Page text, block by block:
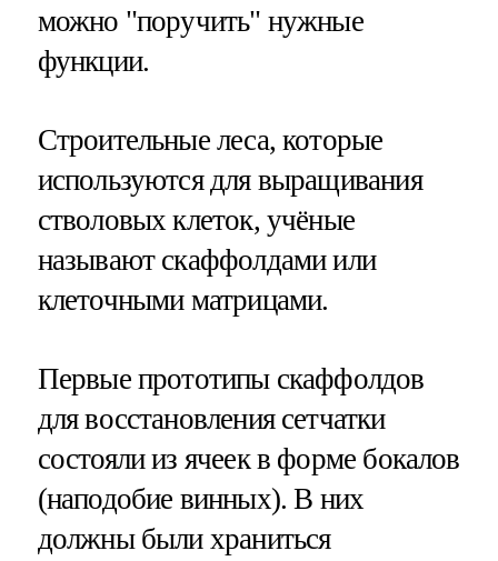
можно "поручить" нужные
функции.
Строительные леса, которые
используются для выращивания
стволовых клеток, учёные
называют скаффолдами или
клеточными матрицами.
Первые прототипы скаффолдов
для восстановления сетчатки
состояли из ячеек в форме бокалов
(наподобие винных). В них
должны были храниться